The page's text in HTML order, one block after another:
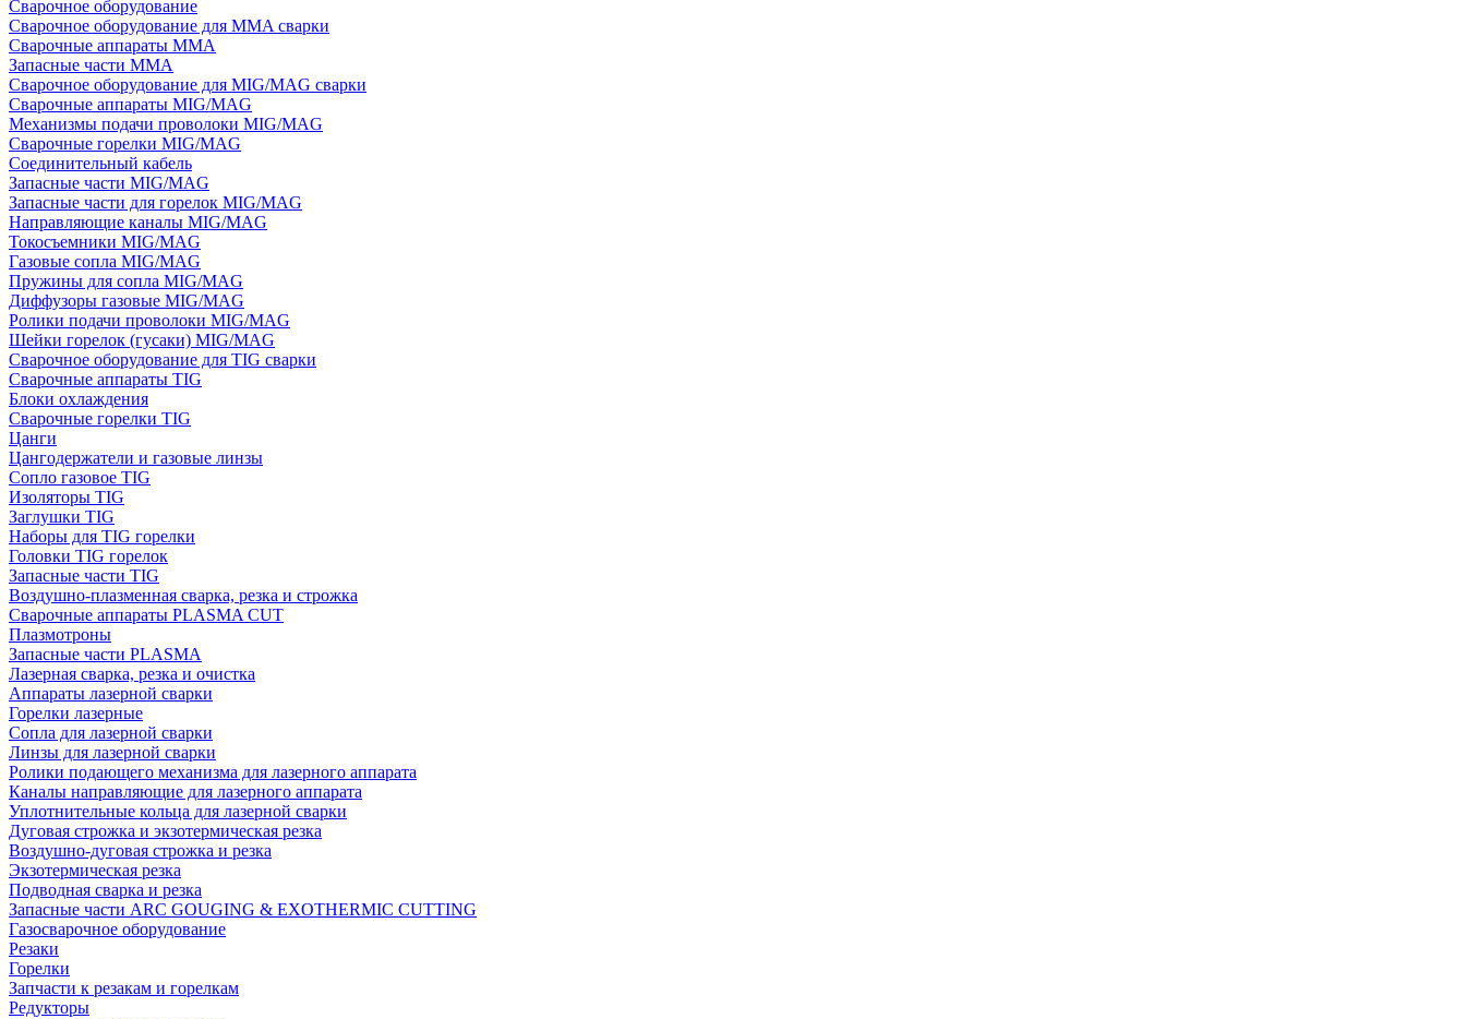
Сварочное оборудование
Сварочное оборудование для MMA сварки
Сварочные аппараты MMA
Запасные части MMA
Сварочное оборудование для MIG/MAG сварки
Сварочные аппараты MIG/MAG
Механизмы подачи проволоки MIG/MAG
Сварочные горелки MIG/MAG
Соединительный кабель
Запасные части MIG/MAG
Запасные части для горелок MIG/MAG
Направляющие каналы MIG/MAG
Токосъемники MIG/MAG
Газовые сопла MIG/MAG
Пружины для сопла MIG/MAG
Диффузоры газовые MIG/MAG
Ролики подачи проволоки MIG/MAG
Шейки горелок (гусаки) MIG/MAG
Сварочное оборудование для TIG сварки
Сварочные аппараты TIG
Блоки охлаждения
Сварочные горелки TIG
Цанги
Цангодержатели и газовые линзы
Сопло газовое TIG
Изоляторы TIG
Заглушки TIG
Наборы для TIG горелки
Головки TIG горелок
Запасные части TIG
Воздушно-плазменная сварка, резка и строжка
Сварочные аппараты PLASMA CUT
Плазмотроны
Запасные части PLASMA
Лазерная сварка, резка и очистка
Аппараты лазерной сварки
Горелки лазерные
Сопла для лазерной сварки
Линзы для лазерной сварки
Ролики подающего механизма для лазерного аппарата
Каналы направляющие для лазерного аппарата
Уплотнительные кольца для лазерной сварки
Дуговая строжка и экзотермическая резка
Воздушно-дуговая строжка и резка
Экзотермическая резка
Подводная сварка и резка
Запасные части ARC GOUGING & EXOTHERMIC CUTTING
Газосварочное оборудование
Резаки
Горелки
Запчасти к резакам и горелкам
Редукторы